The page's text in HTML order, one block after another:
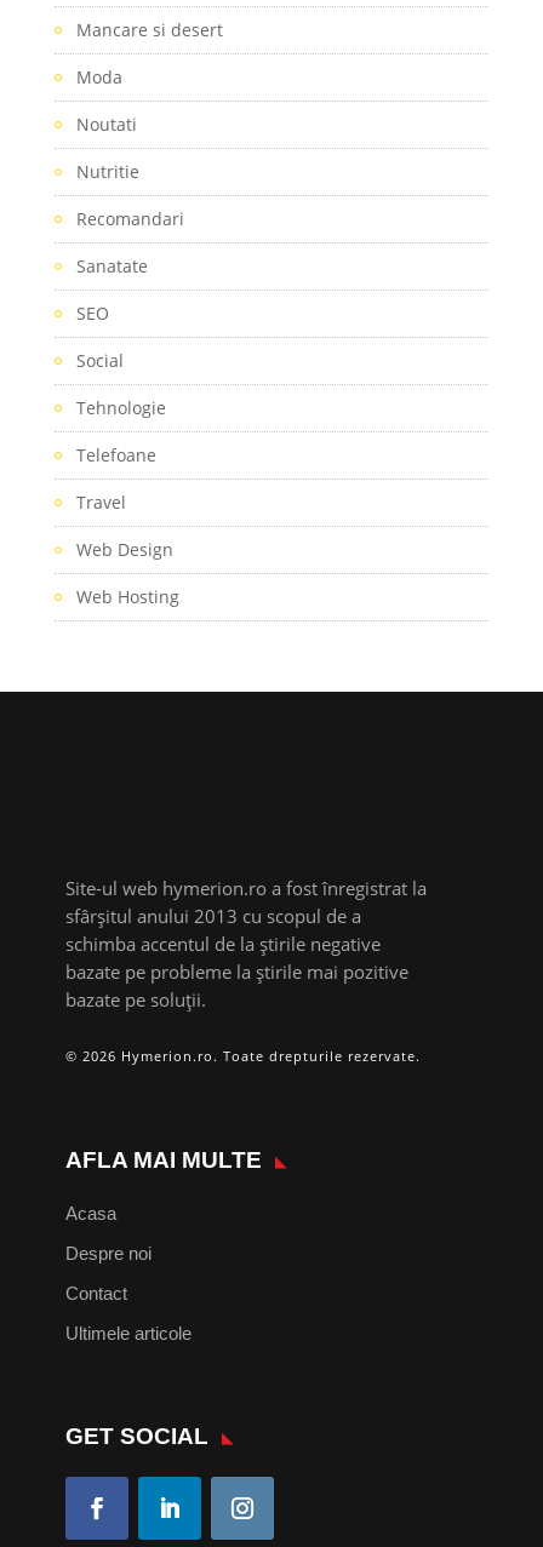
Mancare si desert
Moda
Noutati
Nutritie
Recomandari
Sanatate
SEO
Social
Tehnologie
Telefoane
Travel
Web Design
Web Hosting
Site-ul web hymerion.ro a fost înregistrat la
sfârșitul anului 2013 cu scopul de a
schimba accentul de la știrile negative
bazate pe probleme la știrile mai pozitive
bazate pe soluții.
© 2026 Hymerion.ro. Toate drepturile rezervate.
AFLA MAI MULTE
Acasa
Despre noi
Contact
Ultimele articole
GET SOCIAL